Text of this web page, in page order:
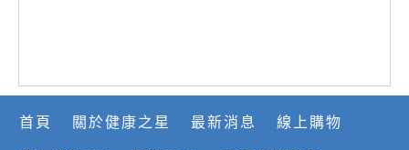
首頁 關於健康之星 最新消息 線上購物